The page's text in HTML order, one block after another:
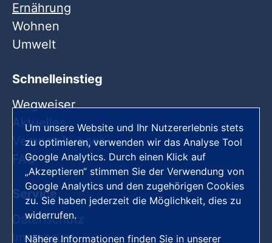
Ernährung
Wohnen
Umwelt
Schnelleinstieg
Wegweiser
Aktuelles
Veranstaltungen
FAQ
Service
Datenschutz
Impressum
Um unsere Website und Ihr Nutzererlebnis stets
zu optimieren, verwenden wir das Analyse Tool
Google Analytics. Durch einen Klick auf
„Akzeptieren“ stimmen Sie der Verwendung von
Google Analytics und den zugehörigen Cookies
zu. Sie haben jederzeit die Möglichkeit, dies zu
widerrufen.
Nähere Informationen finden Sie in unserer